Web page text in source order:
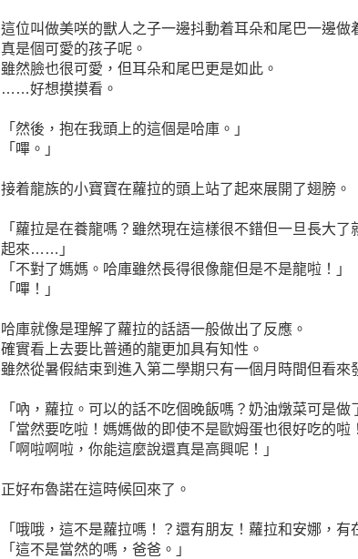
這位叫做美咲的獸人之子一邊抖動着耳朵和尾巴一邊做
真是個可愛的孩子呢。
雖然臉也很可愛，但耳朵和尾巴更是如此。
……好想摸摸看。
「然後，抱在我頭上的這個是哈庫。」
「嗶。」
接着龍族的小寶寶在蘿拉的頭上站了起來展開了翅膀。
「蘿拉是在養龍嗎？雖然現在這樣很不錯但一旦長大
起來……」
「不對了媽媽。哈庫雖然長得很像龍但是不是龍啦！」
「嗶！」
哈庫就像是理解了蘿拉的話語一般做出了反應。
確實看上去要比普通的龍更加具有知性。
雖然從暑假結束到進入第二學期只有一個月時間但看來
「吶，蘿拉。可以的話不吃個晚飯嗎？奶油燉菜可是
「當然要吃啦！媽媽做的即使不是歐姆蛋也很好吃的啦
「啊啦啊啦，你能這麼說還真是高興呢！」
正好布魯諾在這時候回來了。
「哦哦，這不是蘿拉嗎！？還有朋友！蘿拉和安娜，有
「這不是當然的嗎，爸爸。」